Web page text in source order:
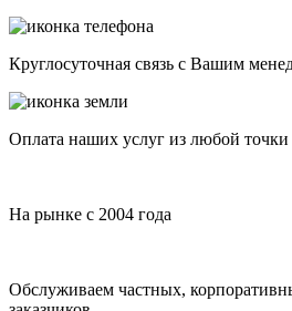
Круглосуточная связь с Вашим
Оплата наших услуг из любой
На рынке с 2004 года
Обслуживаем частных,